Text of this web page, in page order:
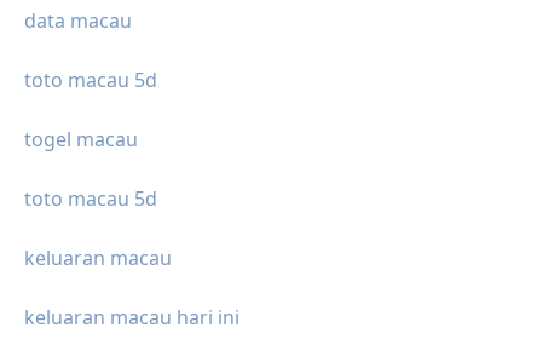
data macau
toto macau 5d
togel macau
toto macau 5d
keluaran macau
keluaran macau hari ini